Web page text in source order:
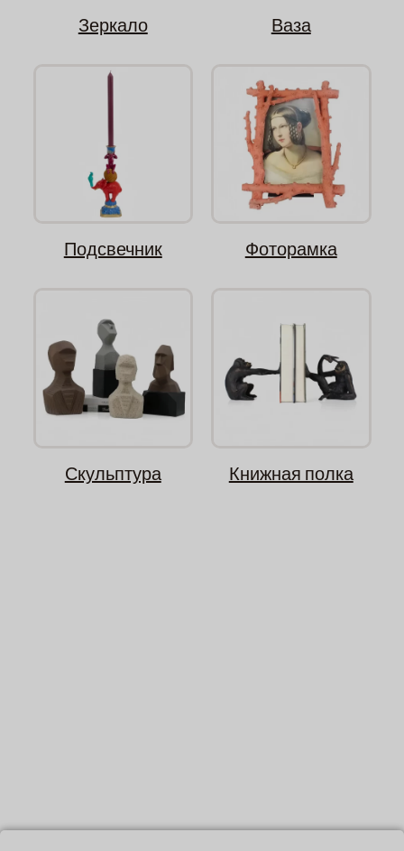
Зеркало Ваза
Подсвечник Фоторамка
Скульптура Книжная полка